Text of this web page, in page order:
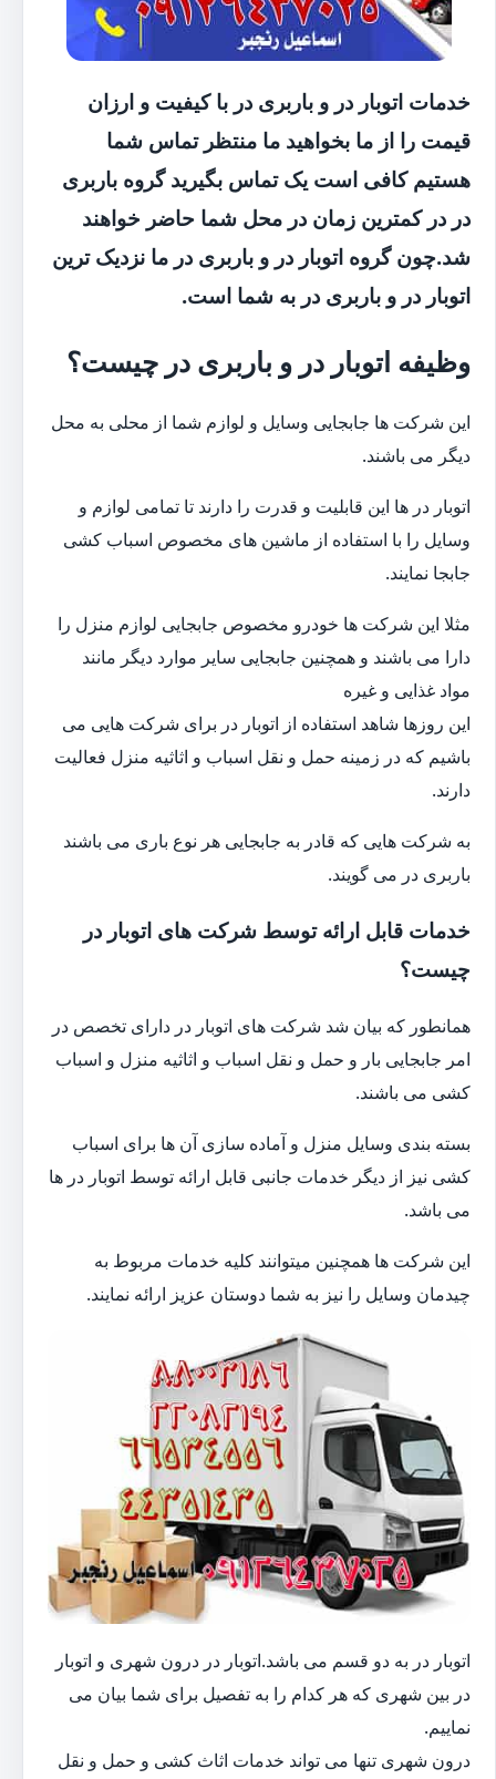
خدمات اتوبار در و باربری در با کیفیت و ارزان
قیمت را از ما بخواهید ما منتظر تماس شما
هستیم کافی است یک تماس بگیرید گروه باربری
در در کمترین زمان در محل شما حاضر خواهند
شد.چون گروه اتوبار در و باربری در ما نزدیک ترین
اتوبار در و باربری در به شما است.
وظیفه اتوبار در و باربری در چیست؟
این شرکت ها جابجایی وسایل و لوازم شما از محلی به محل
دیگر می باشند.
اتوبار در ها این قابلیت و قدرت را دارند تا تمامی لوازم و
وسایل را با استفاده از ماشین های مخصوص اسباب کشی
جابجا نمایند.
مثلا این شرکت ها خودرو مخصوص جابجایی لوازم منزل را
دارا می باشند و همچنین جابجایی سایر موارد دیگر مانند
مواد غذایی و غیره
این روزها شاهد استفاده از اتوبار در برای شرکت هایی می
باشیم که در زمینه حمل و نقل اسباب و اثاثیه منزل فعالیت
دارند.
به شرکت هایی که قادر به جابجایی هر نوع باری می باشند
باربری در می گویند.
خدمات قابل ارائه توسط شرکت های اتوبار در
چیست؟
همانطور که بیان شد شرکت های اتوبار در دارای تخصص در
امر جابجایی بار و حمل و نقل اسباب و اثاثیه منزل و اسباب
کشی می باشند.
بسته بندی وسایل منزل و آماده سازی آن ها برای اسباب
کشی نیز از دیگر خدمات جانبی قابل ارائه توسط اتوبار در ها
می باشد.
این شرکت ها همچنین میتوانند کلیه خدمات مربوط به
چیدمان وسایل را نیز به شما دوستان عزیز ارائه نمایند.
اتوبار در به دو قسم می باشد.اتوبار در درون شهری و اتوبار
در بین شهری که هر کدام را به تفصیل برای شما بیان می
نماییم.
درون شهری تنها می تواند خدمات اثاث کشی و حمل و نقل